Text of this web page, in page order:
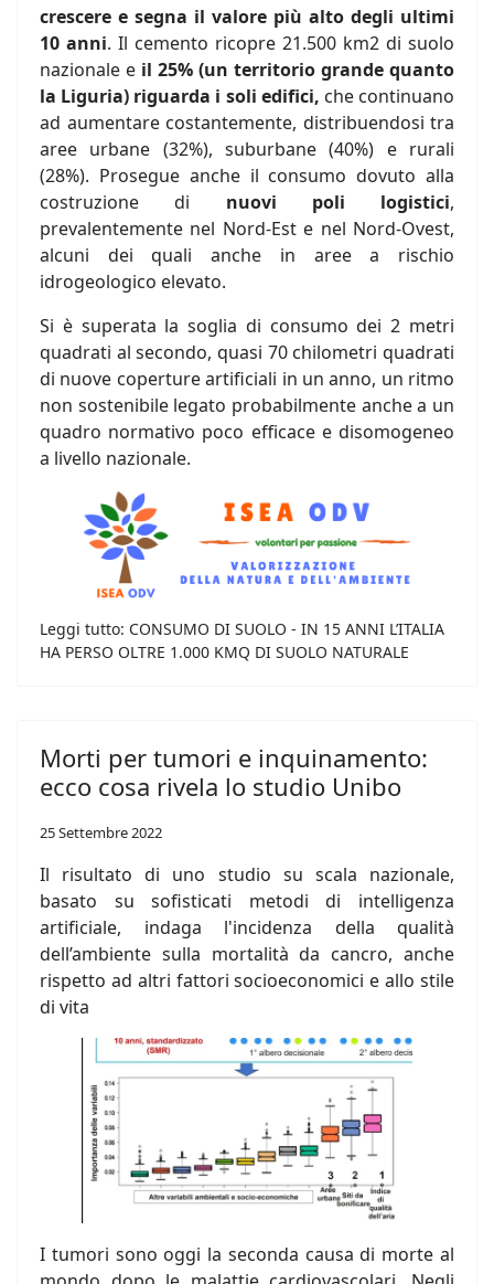
crescere e segna il valore più alto degli ultimi
10 anni. Il cemento ricopre 21.500 km2 di suolo
nazionale e il 25% (un territorio grande quanto
la Liguria) riguarda i soli edifici, che continuano
ad aumentare costantemente, distribuendosi tra
aree urbane (32%), suburbane (40%) e rurali
(28%). Prosegue anche il consumo dovuto alla
costruzione di nuovi poli logistici,
prevalentemente nel Nord-Est e nel Nord-Ovest,
alcuni dei quali anche in aree a rischio
idrogeologico elevato.
Si è superata la soglia di consumo dei 2 metri
quadrati al secondo, quasi 70 chilometri quadrati
di nuove coperture artificiali in un anno, un ritmo
non sostenibile legato probabilmente anche a un
quadro normativo poco efficace e disomogeneo
a livello nazionale.
Leggi tutto: CONSUMO DI SUOLO - IN 15 ANNI L’ITALIA
HA PERSO OLTRE 1.000 KMQ DI SUOLO NATURALE
Morti per tumori e inquinamento:
ecco cosa rivela lo studio Unibo
25 Settembre 2022
Il risultato di uno studio su scala nazionale,
basato su sofisticati metodi di intelligenza
artificiale, indaga l'incidenza della qualità
dell’ambiente sulla mortalità da cancro, anche
rispetto ad altri fattori socioeconomici e allo stile
di vita
I tumori sono oggi la seconda causa di morte al